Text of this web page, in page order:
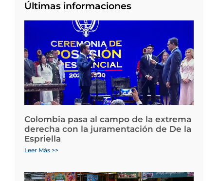
Últimas informaciones
Colombia pasa al campo de la extrema
derecha con la juramentación de De la
Espriella
Leer Más >>